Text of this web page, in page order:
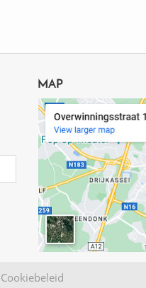
MAP
Cookiebeleid